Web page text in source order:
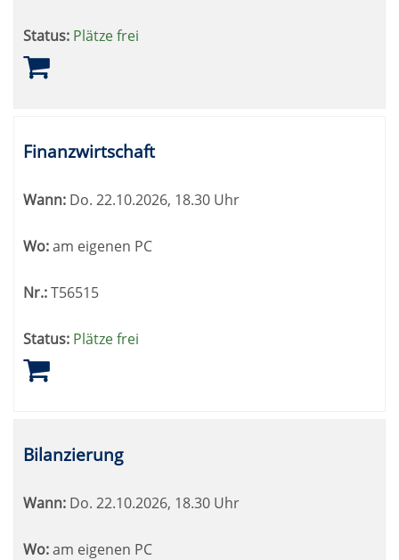
Status: Plätze frei
Finanzwirtschaft
Wann: Do. 22.10.2026, 18.30 Uhr
Wo:am eigenen PC
Nr.:T56515
Status: Plätze frei
Bilanzierung
Wann: Do. 22.10.2026, 18.30 Uhr
Wo:am eigenen PC